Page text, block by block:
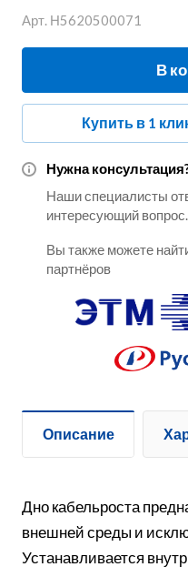
Арт. Н5620500071
В
Купить в 1
Нужна
Наши специалисты
интересующий вопрос.
Вы также можете
партнёров
Описание
Дно кабельроста
внешней среды и
Устанавливается